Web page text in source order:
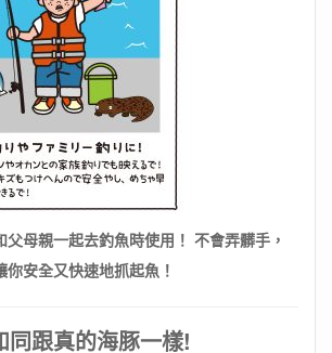
父母親一起去釣魚時使用！ 不會弄髒手，
安全又快速地抓起魚！
同跟真的海豚一樣!